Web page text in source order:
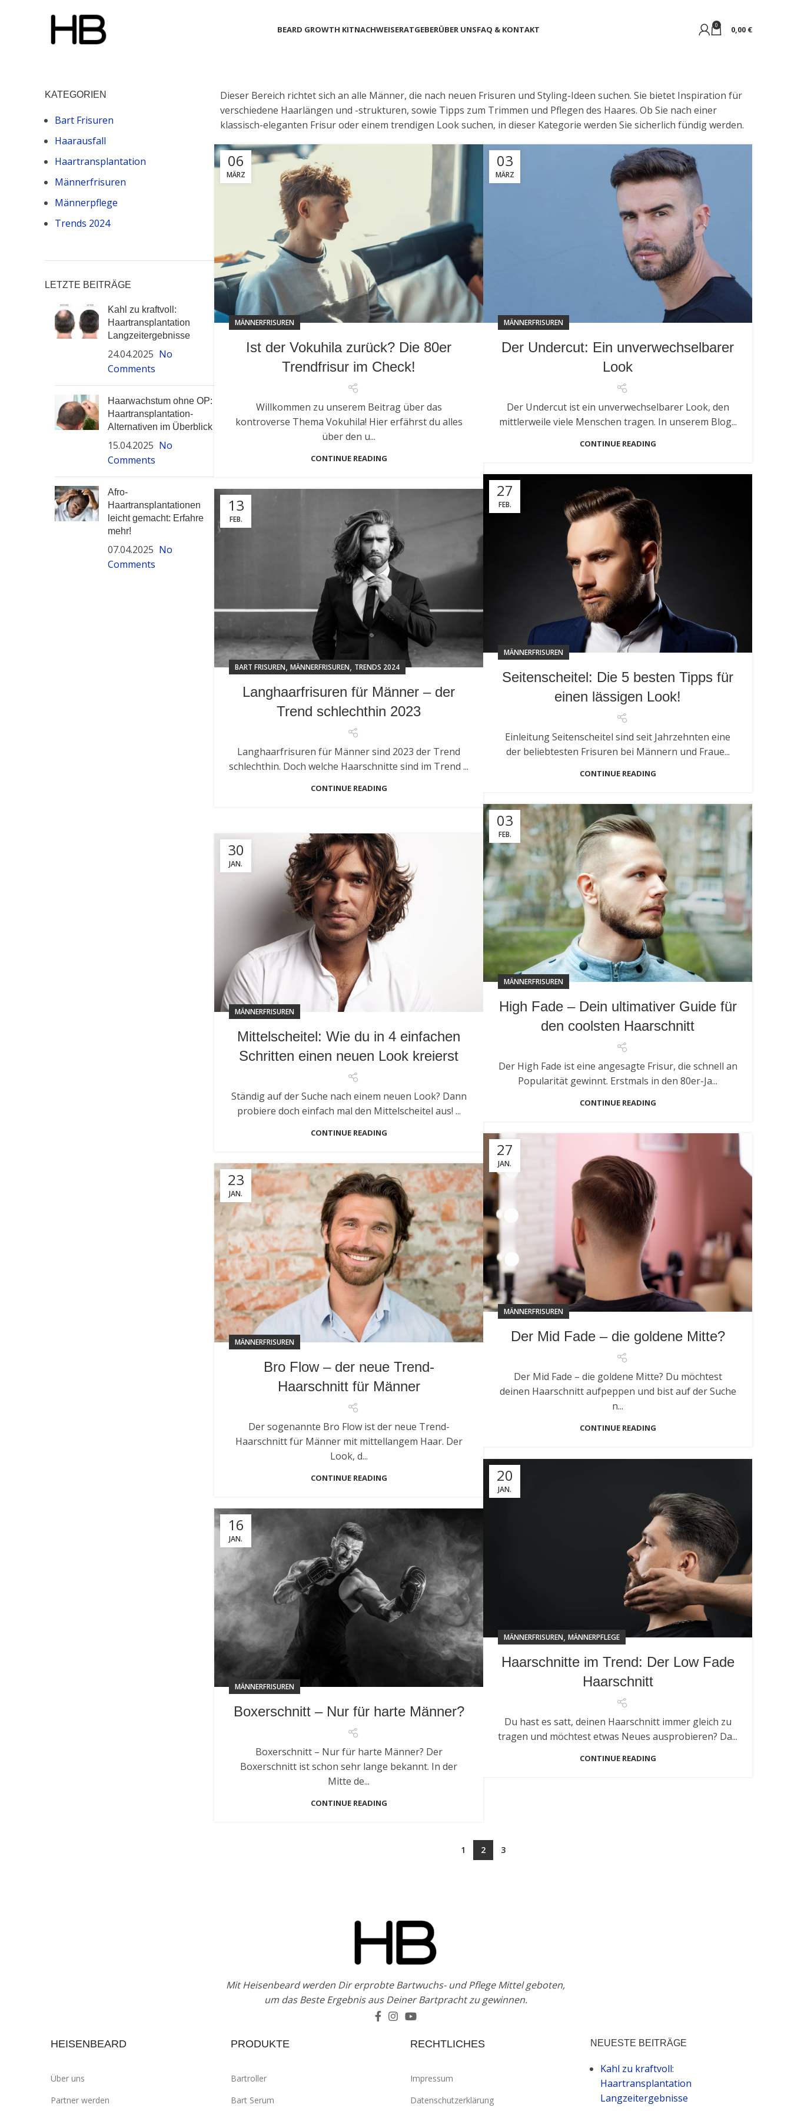
BEARD GROWTH KITNACHWEISERATGEBERÜBER UNSFAQ & KONTAKT 0 0,00 €
Dieser Bereich richtet sich an alle Männer, die nach neuen Frisuren und Styling-Ideen suchen. Sie bietet Inspiration für
verschiedene Haarlängen und -strukturen, sowie Tipps zum Trimmen und Pflegen des Haares. Ob Sie nach einer
klassisch-eleganten Frisur oder einem trendigen Look suchen, in dieser Kategorie werden Sie sicherlich fündig werden.
06
MÄRZ
MÄNNERFRISUREN
Ist der Vokuhila zurück? Die 80er
Trendfrisur im Check!
Willkommen zu unserem Beitrag über das
kontroverse Thema Vokuhila! Hier erfährst du alles
über den u...
CONTINUE READING
03
MÄRZ
MÄNNERFRISUREN
Der Undercut: Ein unverwechselbarer
Look
Der Undercut ist ein unverwechselbarer Look, den
mittlerweile viele Menschen tragen. In unserem Blog...
CONTINUE READING
27
FEB.
MÄNNERFRISUREN
Seitenscheitel: Die 5 besten Tipps für
einen lässigen Look!
Einleitung Seitenscheitel sind seit Jahrzehnten eine
der beliebtesten Frisuren bei Männern und Fraue...
CONTINUE READING
13
FEB.
BART FRISUREN, MÄNNERFRISUREN, TRENDS 2024
Langhaarfrisuren für Männer – der
Trend schlechthin 2023
Langhaarfrisuren für Männer sind 2023 der Trend
schlechthin. Doch welche Haarschnitte sind im Trend ...
CONTINUE READING
03
FEB.
MÄNNERFRISUREN
High Fade – Dein ultimativer Guide für
den coolsten Haarschnitt
Der High Fade ist eine angesagte Frisur, die schnell an
Popularität gewinnt. Erstmals in den 80er-Ja...
CONTINUE READING
30
JAN.
MÄNNERFRISUREN
Mittelscheitel: Wie du in 4 einfachen
Schritten einen neuen Look kreierst
Ständig auf der Suche nach einem neuen Look? Dann
probiere doch einfach mal den Mittelscheitel aus! ...
CONTINUE READING
27
JAN.
MÄNNERFRISUREN
Der Mid Fade – die goldene Mitte?
Der Mid Fade – die goldene Mitte? Du möchtest
deinen Haarschnitt aufpeppen und bist auf der Suche
n...
CONTINUE READING
23
JAN.
MÄNNERFRISUREN
Bro Flow – der neue Trend-
Haarschnitt für Männer
Der sogenannte Bro Flow ist der neue Trend-
Haarschnitt für Männer mit mittellangem Haar. Der
Look, d...
CONTINUE READING 20
JAN.
MÄNNERFRISUREN, MÄNNERPFLEGE
Haarschnitte im Trend: Der Low Fade
Haarschnitt
Du hast es satt, deinen Haarschnitt immer gleich zu
tragen und möchtest etwas Neues ausprobieren? Da...
CONTINUE READING
16
JAN.
MÄNNERFRISUREN
Boxerschnitt – Nur für harte Männer?
Boxerschnitt – Nur für harte Männer? Der
Boxerschnitt ist schon sehr lange bekannt. In der
Mitte de...
CONTINUE READING
1 2 3
KATEGORIEN
Bart Frisuren
Haarausfall
Haartransplantation
Männerfrisuren
Männerpflege
Trends 2024
LETZTE BEITRÄGE
Kahl zu kraftvoll:
Haartransplantation
Langzeitergebnisse
24.04.2025 No
Comments
Haarwachstum ohne OP:
Haartransplantation-
Alternativen im Überblick
15.04.2025 No
Comments
Afro-
Haartransplantationen
leicht gemacht: Erfahre
mehr!
07.04.2025 No
Comments
Mit Heisenbeard werden Dir erprobte Bartwuchs- und Pflege Mittel geboten,
um das Beste Ergebnis aus Deiner Bartpracht zu gewinnen.
HEISENBEARD
Über uns
Partner werden
PRODUKTE
Bartroller
Bart Serum
RECHTLICHES
Impressum
Datenschutzerklärung
NEUESTE BEITRÄGE
Kahl zu kraftvoll:
Haartransplantation
Langzeitergebnisse